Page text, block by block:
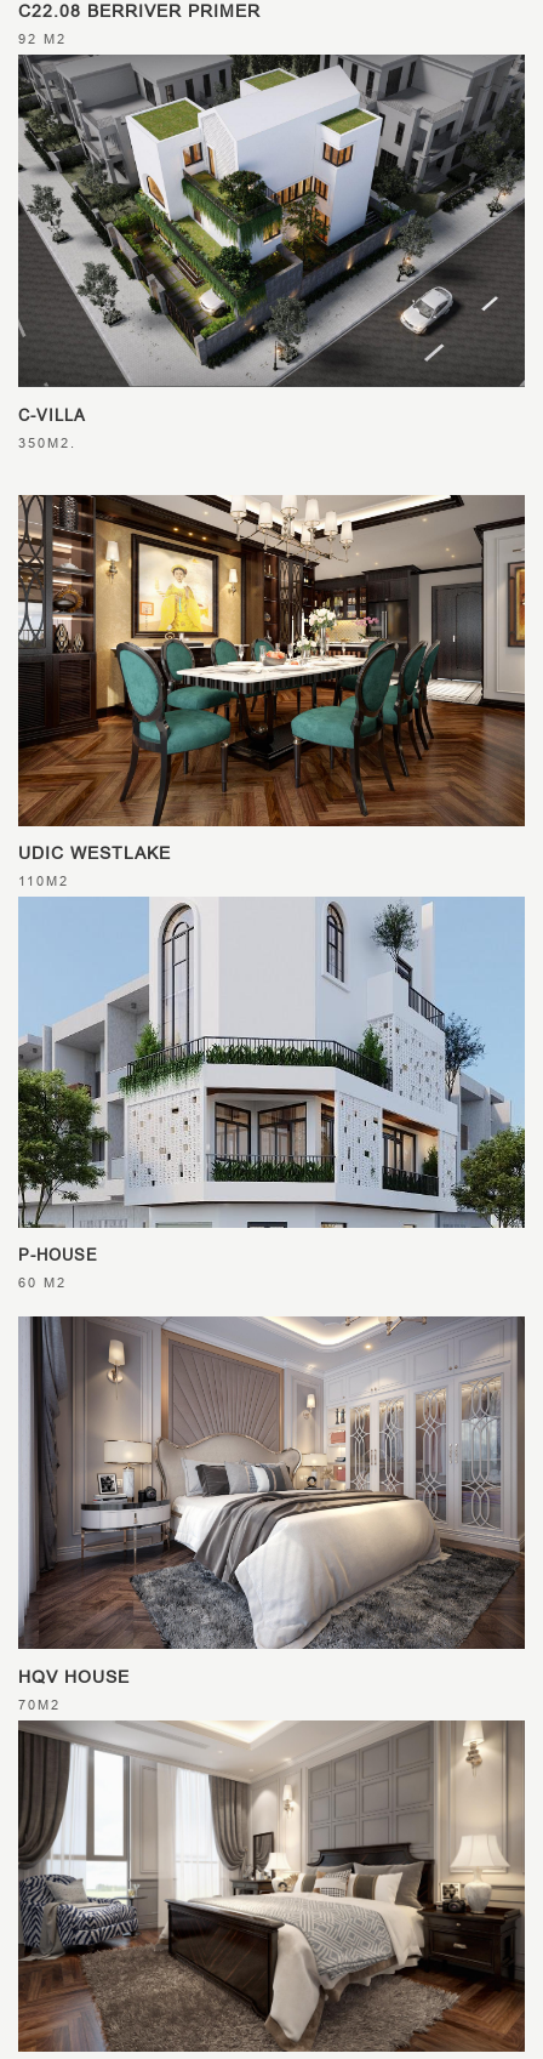
C22.08 BERRIVER PRIMER
92 M2
C-VILLA
350M2.
UDIC WESTLAKE
110M2
P-HOUSE
60 M2
HQV HOUSE
70M2